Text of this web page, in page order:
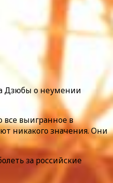
Дзюбы о неумении
все выигранное в
никакого значения. Они
за российские